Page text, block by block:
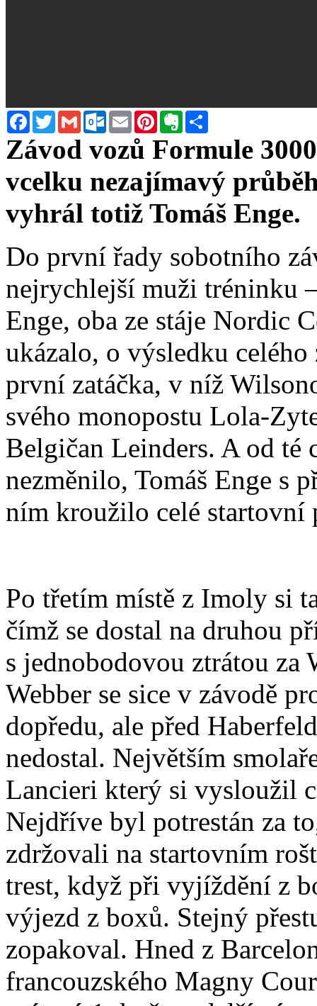
FacebookTwitterGmail Outlook.com
Email PinterestEvernote
Závod vozů Formule
vcelku nezajímavý
vyhrál totiž Tomáš Enge.
Do první řady sobotního
nejrychlejší muži tréninku
Enge, oba ze stáje Nordic
ukázalo, o výsledku
první zatáčka, v níž
svého monopostu Lola-
Belgičan Leinders. A od té
nezměnilo, Tomáš Enge s
ním kroužilo celé startovní
Po třetím místě z Imoly si
čímž se dostal na druhou
s jednobodovou ztrátou
Webber se sice v závodě
dopředu, ale před
nedostal. Největším
Lancieri který si vysloužil
Nejdříve byl potrestán za
zdržovali na startovním
trest, když při vyjíždění z
výjezd z boxů. Stejný
zopakoval. Hned z
francouzského Magny